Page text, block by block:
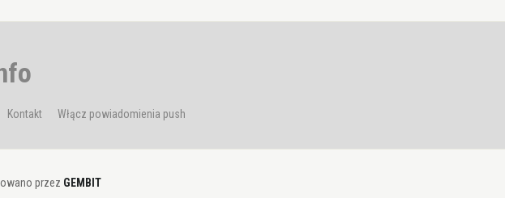
Kontakt Włącz powiadomienia push
przez GEMBIT